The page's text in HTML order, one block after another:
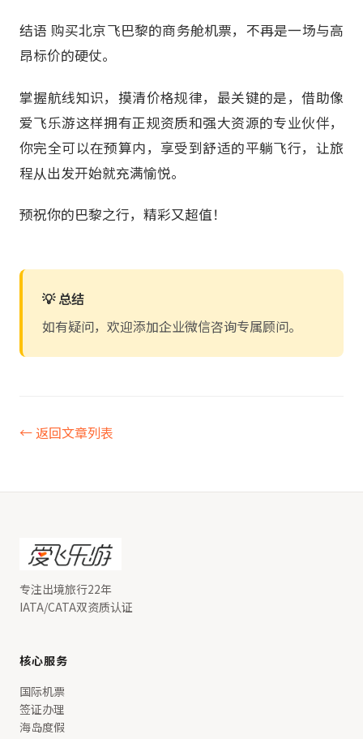
结语 购买北京飞巴黎的商务舱机票，不再是一场与高
昂标价的硬仗。
掌握航线知识，摸清价格规律，最关键的是，借助像
爱飞乐游这样拥有正规资质和强大资源的专业伙伴，
你完全可以在预算内，享受到舒适的平躺飞行，让旅
程从出发开始就充满愉悦。
预祝你的巴黎之行，精彩又超值！
💡 总结
如有疑问，欢迎添加企业微信咨询专属顾问。
← 返回文章列表
专注出境旅行22年
IATA/CATA双资质认证
核心服务
国际机票
签证办理
海岛度假